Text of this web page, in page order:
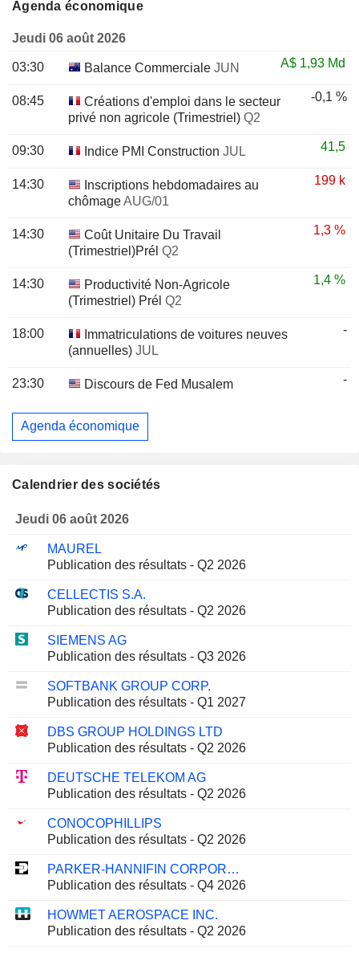
Agenda économique
Jeudi 06 août 2026
03:30 Balance Commerciale JUN A$ 1,93 Md
08:45
Créations d'emploi dans le secteur
privé non agricole (Trimestriel) Q2
-0,1 %
09:30 Indice PMI Construction JUL 41,5
14:30
Inscriptions hebdomadaires au
chômageAUG/01
199 k
14:30
Coût Unitaire Du Travail
(Trimestriel)Prél Q2
1,3 %
14:30
Productivité Non-Agricole
(Trimestriel) Prél Q2
1,4 %
18:00
Immatriculations de voitures neuves
(annuelles) JUL
-
23:30 Discours de Fed Musalem -
Agenda économique
Calendrier des sociétés
Jeudi 06 août 2026
MAUREL
Publication des résultats - Q2 2026
CELLECTIS S.A.
Publication des résultats - Q2 2026
SIEMENS AG
Publication des résultats - Q3 2026
SOFTBANK GROUP CORP.
Publication des résultats - Q1 2027
DBS GROUP HOLDINGS LTD
Publication des résultats - Q2 2026
DEUTSCHE TELEKOM AG
Publication des résultats - Q2 2026
CONOCOPHILLIPS
Publication des résultats - Q2 2026
PARKER-HANNIFIN CORPORATION
Publication des résultats - Q4 2026
HOWMET AEROSPACE INC.
Publication des résultats - Q2 2026